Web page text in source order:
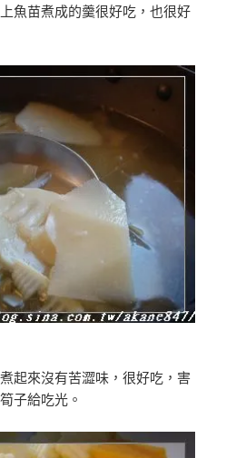
魚苗煮成的羹很好吃，也很好
起來沒有苦澀味，很好吃，害
子給吃光。